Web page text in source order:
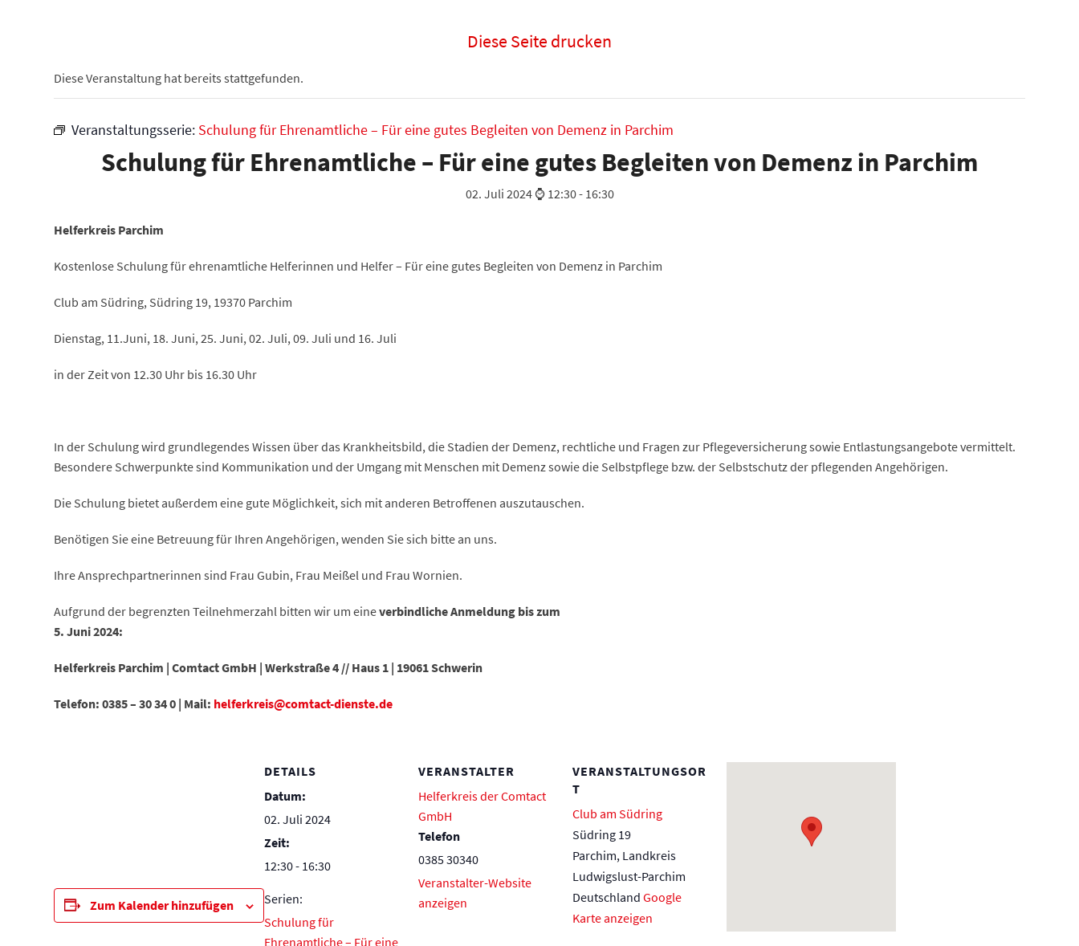
Diese Seite drucken
Diese Veranstaltung hat bereits stattgefunden.
Veranstaltungsserie: Schulung für Ehrenamtliche – Für eine gutes Begleiten von Demenz in Parchim
Schulung für Ehrenamtliche – Für eine gutes Begleiten von Demenz in Parchim
02. Juli 2024 ⌚ 12:30- 16:30
Helferkreis Parchim
Kostenlose Schulung für ehrenamtliche Helferinnen und Helfer – Für eine gutes Begleiten von Demenz in Parchim
Club am Südring, Südring 19, 19370 Parchim
Dienstag, 11.Juni, 18. Juni, 25. Juni, 02. Juli, 09. Juli und 16. Juli
in der Zeit von 12.30 Uhr bis 16.30 Uhr
In der Schulung wird grundlegendes Wissen über das Krankheitsbild, die Stadien der Demenz, rechtliche und Fragen zur Pflegeversicherung sowie Entlastungsangebote vermittelt.
Besondere Schwerpunkte sind Kommunikation und der Umgang mit Menschen mit Demenz sowie die Selbstpflege bzw. der Selbstschutz der pflegenden Angehörigen.
Die Schulung bietet außerdem eine gute Möglichkeit, sich mit anderen Betroffenen auszutauschen.
Benötigen Sie eine Betreuung für Ihren Angehörigen, wenden Sie sich bitte an uns.
Ihre Ansprechpartnerinnen sind Frau Gubin, Frau Meißel und Frau Wornien.
Aufgrund der begrenzten Teilnehmerzahl bitten wir um eineverbindliche Anmeldung bis zum
5. Juni 2024:
Helferkreis Parchim | Comtact GmbH | Werkstraße 4 // Haus 1 | 19061 Schwerin
Telefon: 0385 – 30 34 0 | Mail: helferkreis@comtact-dienste.de
Zum Kalender hinzufügen
DETAILS
Datum:
02. Juli 2024
Zeit:
12:30 - 16:30
Serien:
Schulung für
Ehrenamtliche – Für eine
VERANSTALTER
Helferkreis der Comtact
GmbH
Telefon
0385 30340
Veranstalter-Website
anzeigen
VERANSTALTUNGSOR
T
Club am Südring
Südring 19
Parchim, Landkreis
Ludwigslust-Parchim
Deutschland Google
Karte anzeigen